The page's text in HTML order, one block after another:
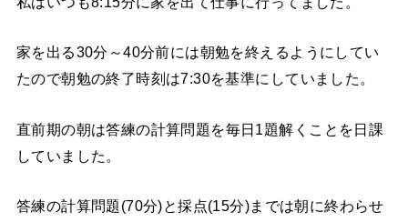
家を出る30分～40分前には朝勉を終えるようにしてい
たので朝勉の終了時刻は7:30を基準にしていました。
直前期の朝は答練の計算問題を毎日1題解くことを日課
していました。
答練の計算問題(70分)と採点(15分)までは朝に終わらせ